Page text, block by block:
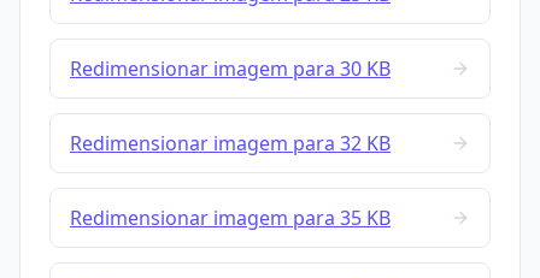
Redimensionar imagem para 30 KB
Redimensionar imagem para 32 KB
Redimensionar imagem para 35 KB